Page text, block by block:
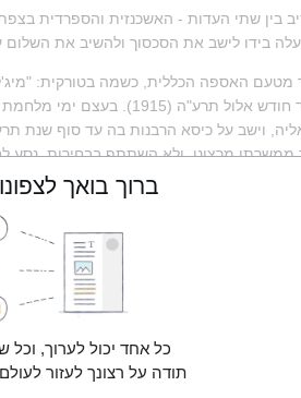
בידו לישב את הסכסוך ולהשיב את השלום
(1930).
על
ברוך בואך
כל אחד יכול לערוך, וכל
תודה על רצונך לעזור